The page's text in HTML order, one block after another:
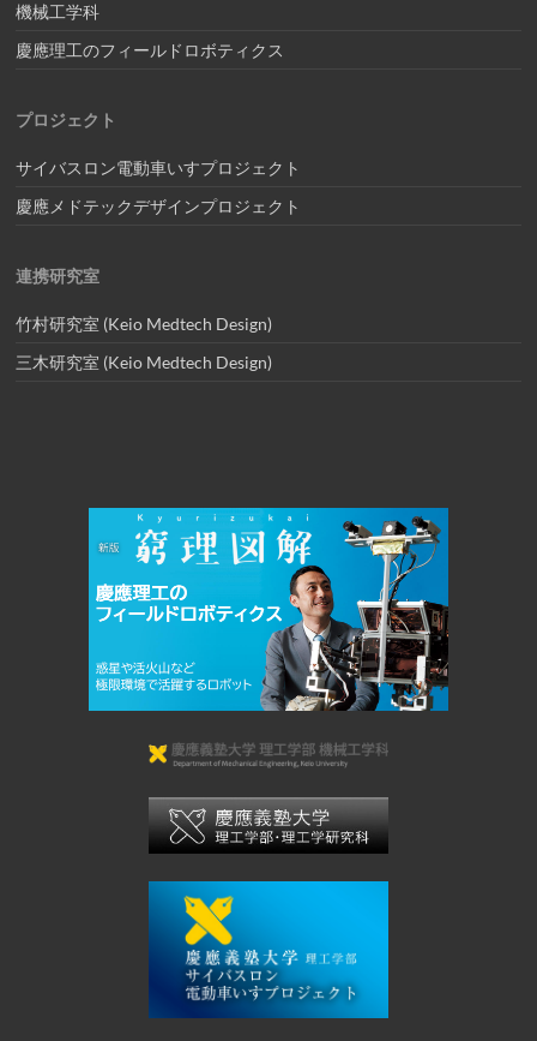
機械工学科
慶應理工のフィールドロボティクス
プロジェクト
サイバスロン電動車いすプロジェクト
慶應メドテックデザインプロジェクト
連携研究室
竹村研究室 (Keio Medtech Design)
三木研究室 (Keio Medtech Design)